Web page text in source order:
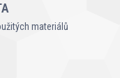
materiálů